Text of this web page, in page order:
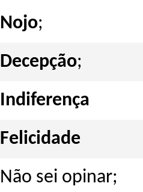
Nojo;
Decepção;
Indiferença
Felicidade
Não sei opinar;